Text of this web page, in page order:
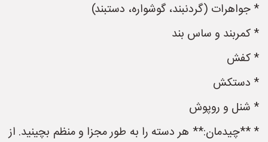
* جواهرات (گردنبند، گوشواره، دستبند)
* کمربند و ساس بند
* کفش
* دستکش
* شنل و روپوش
* **چیدمان:** هر دسته را به طور مجزا و منظم بچینید. از